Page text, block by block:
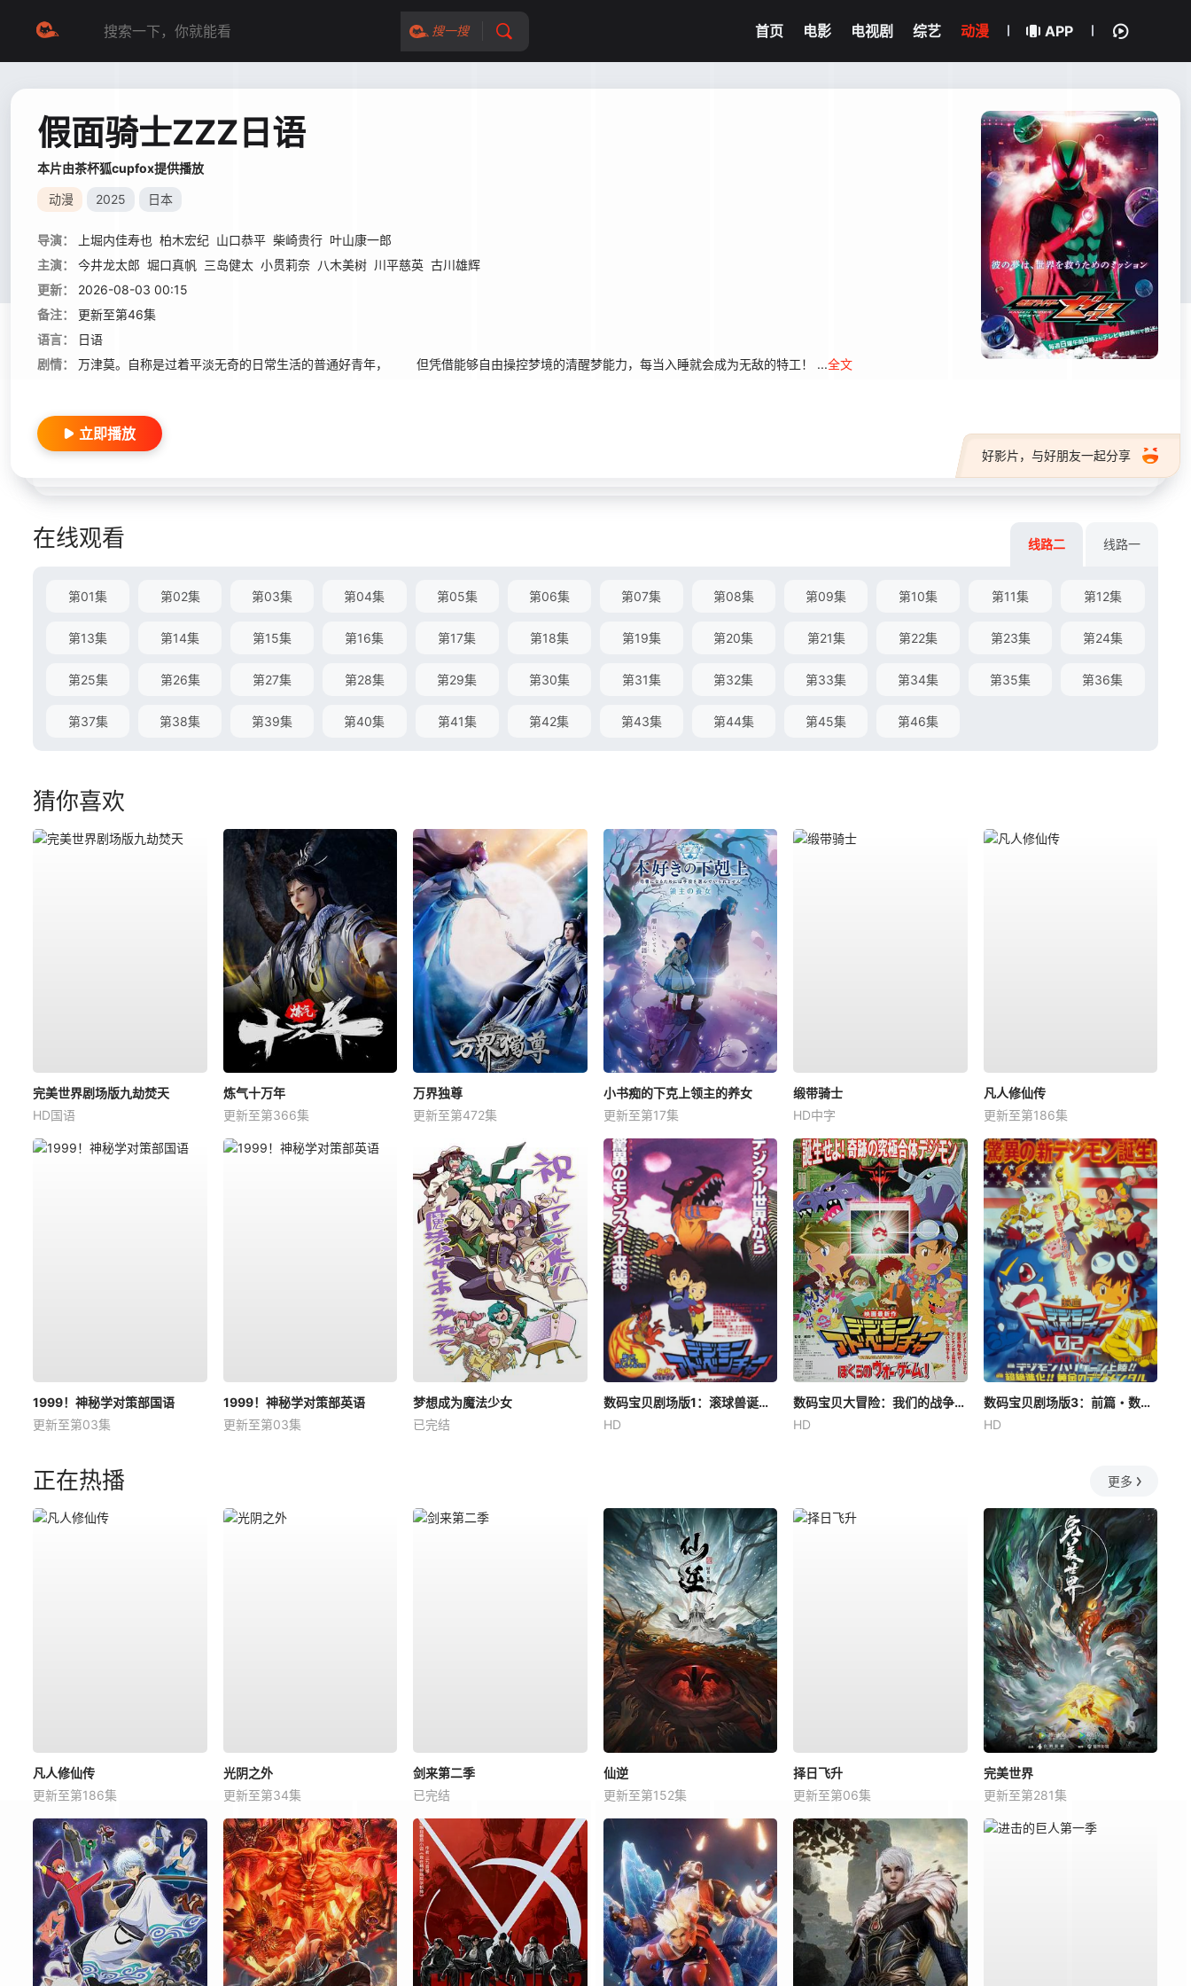
搜一搜 首页 电影 电视剧 综艺 动漫 APP
假面骑士ZZZ日语
本片由茶杯狐cupfox提供播放
动漫 2025 日本
导演： 上堀内佳寿也 柏木宏纪 山口恭平 柴崎贵行 叶山康一郎
主演：
今井龙太郎 堀口真帆 三岛健太 小贯莉奈 八木美树 川平慈英 古川雄辉
更新：
2026-08-03 00:15
备注：
更新至第46集
语言：
日语
剧情：
万津莫。自称是过着平淡无奇的日常生活的普通好青年， 但凭借能够自由操控梦境的清醒梦能力，每当入睡就会成为无敌的特工！ ...全文
好影片，与好朋友一起分享
立即播放
在线观看 线路二 线路一
第01集 第02集 第03集 第04集 第05集 第06集 第07集 第08集 第09集 第10集 第11集 第12集
第13集 第14集 第15集 第16集 第17集 第18集 第19集 第20集 第21集 第22集 第23集 第24集
第25集 第26集 第27集 第28集 第29集 第30集 第31集 第32集 第33集 第34集 第35集 第36集
第37集 第38集 第39集 第40集 第41集 第42集 第43集 第44集 第45集 第46集
猜你喜欢
完美世界剧场版九劫焚天
HD国语
炼气十万年
更新至第366集
万界独尊
更新至第472集
小书痴的下克上领主的养女
更新至第17集
缎带骑士
HD中字
凡人修仙传
更新至第186集
1999！神秘学对策部国语
更新至第03集
1999！神秘学对策部英语
更新至第03集
梦想成为魔法少女
已完结
数码宝贝剧场版1：滚球兽诞生之谜
HD
数码宝贝大冒险：我们的战争游戏！
HD
数码宝贝剧场版3：前篇・数码兽飓风登陆！！后篇・超绝进化！
HD
正在热播 更多
凡人修仙传
更新至第186集
光阴之外
更新至第34集
剑来第二季
已完结
仙逆
更新至第152集
择日飞升
更新至第06集
完美世界
更新至第281集